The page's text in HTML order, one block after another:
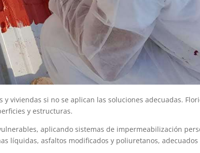
viviendas si no se aplican las soluciones adecuadas.
y estructuras.
aplicando sistemas de impermeabilización
líquidas, asfaltos modificados y poliuretanos,